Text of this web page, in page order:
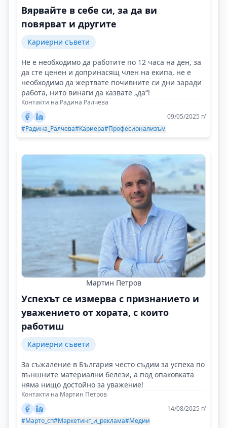
Вярвайте в себе си, за да ви
повярват и другите
Кариерни съвети
Не е необходимо да работите по 12 часа на ден, за
да сте ценен и допринасящ член на екипа, не е
необходимо да жертвате почивните си дни заради
работа, нито винаги да казвате „да“!
Контакти на Радина Ралчева
09/05/2025 г/
#Радина_Ралчева#Кариера#Професионализъм
Мартин Петров
Успехът се измерва с признанието и
уважението от хората, с които
работиш
Кариерни съвети
За съжаление в България често съдим за успеха по
външните материални белези, а под опаковката
няма нищо достойно за уважение!
Контакти на Мартин Петров
14/08/2025 г/
#Марто_сп#Маркетинг_и_реклама#Медии